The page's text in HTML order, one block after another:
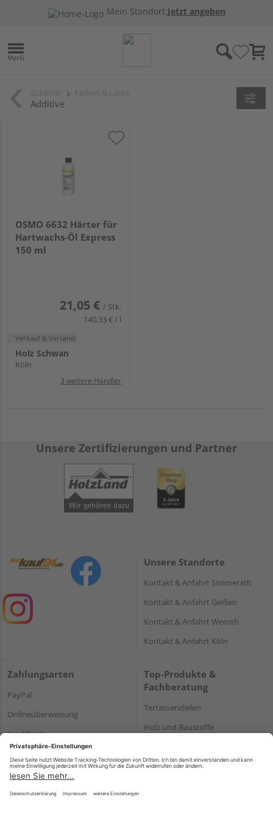
Mein Standort:Jetzt angeben
Additive
OSMO 6632 Härter für
Hartwachs-Öl Express
150 ml
21,05 € / Stk.
140,33 € / l
Verkauf & Versand
Holz Schwan
Köln
3 weitere Händler
Unsere Zertifizierungen und Partner
Unsere Standorte
Kontakt & Anfahrt Simmerath
Kontakt & Anfahrt Gießen
Kontakt & Anfahrt Weroth
Kontakt & Anfahrt Köln
Zahlungsarten
PayPal
Onlineüberweisung
Kreditkarte
*Bonität vorausgesetzt
Top-Produkte &
Fachberatung
Terrassendielen
Holz und Baustoffe